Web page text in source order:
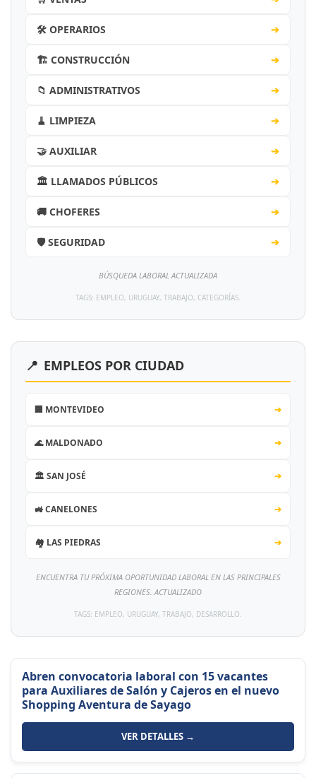
🛠️ OPERARIOS ➔
🏗️ CONSTRUCCIÓN ➔
📁 ADMINISTRATIVOS ➔
🧹 LIMPIEZA ➔
🤝 AUXILIAR ➔
🏛️ LLAMADOS PÚBLICOS ➔
🚚 CHOFERES ➔
🛡️ SEGURIDAD ➔
BÚSQUEDA LABORAL ACTUALIZADA
TAGS: EMPLEO, URUGUAY, TRABAJO, CATEGORÍAS.
📍 EMPLEOS POR CIUDAD
🏢 MONTEVIDEO ➔
🌊 MALDONADO ➔
🏛️ SAN JOSÉ ➔
🚜 CANELONES ➔
🏘️ LAS PIEDRAS ➔
ENCUENTRA TU PRÓXIMA OPORTUNIDAD LABORAL EN LAS PRINCIPALES
REGIONES. ACTUALIZADO
TAGS: EMPLEO, URUGUAY, TRABAJO, DESARROLLO.
Abren convocatoria laboral con 15 vacantes
para Auxiliares de Salón y Cajeros en el nuevo
Shopping Aventura de Sayago
VER DETALLES →